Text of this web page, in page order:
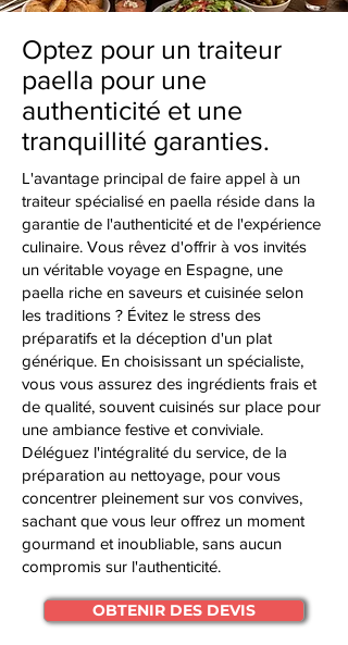
Optez pour un traiteur
paella pour une
authenticité et une
tranquillité garanties.
L'avantage principal de faire appel à un
traiteur spécialisé en paella réside dans la
garantie de l'authenticité et de l'expérience
culinaire. Vous rêvez d'offrir à vos invités
un véritable voyage en Espagne, une
paella riche en saveurs et cuisinée selon
les traditions ? Évitez le stress des
préparatifs et la déception d'un plat
générique. En choisissant un spécialiste,
vous vous assurez des ingrédients frais et
de qualité, souvent cuisinés sur place pour
une ambiance festive et conviviale.
Déléguez l'intégralité du service, de la
préparation au nettoyage, pour vous
concentrer pleinement sur vos convives,
sachant que vous leur offrez un moment
gourmand et inoubliable, sans aucun
compromis sur l'authenticité.
OBTENIR DES DEVIS